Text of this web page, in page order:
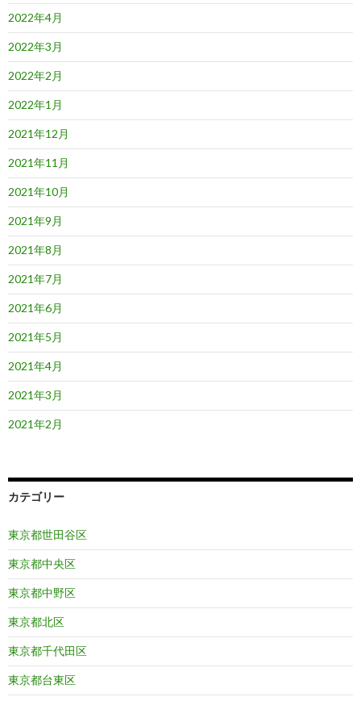
2022年4月
2022年3月
2022年2月
2022年1月
2021年12月
2021年11月
2021年10月
2021年9月
2021年8月
2021年7月
2021年6月
2021年5月
2021年4月
2021年3月
2021年2月
カテゴリー
東京都世田谷区
東京都中央区
東京都中野区
東京都北区
東京都千代田区
東京都台東区